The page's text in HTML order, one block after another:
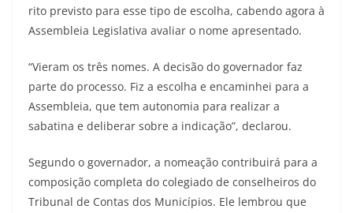
rito previsto para esse tipo de escolha, cabendo agora à
Assembleia Legislativa avaliar o nome apresentado.
“Vieram os três nomes. A decisão do governador faz
parte do processo. Fiz a escolha e encaminhei para a
Assembleia, que tem autonomia para realizar a
sabatina e deliberar sobre a indicação”, declarou.
Segundo o governador, a nomeação contribuirá para a
composição completa do colegiado de conselheiros do
Tribunal de Contas dos Municípios. Ele lembrou que